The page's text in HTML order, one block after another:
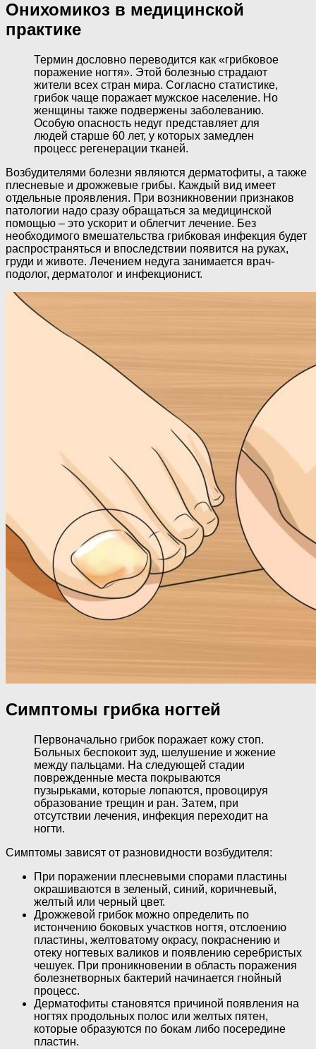
Онихомикоз в медицинской
практике
Термин дословно переводится как «грибковое
поражение ногтя». Этой болезнью страдают
жители всех стран мира. Согласно статистике,
грибок чаще поражает мужское население. Но
женщины также подвержены заболеванию.
Особую опасность недуг представляет для
людей старше 60 лет, у которых замедлен
процесс регенерации тканей.
Возбудителями болезни являются дерматофиты, а также
плесневые и дрожжевые грибы. Каждый вид имеет
отдельные проявления. При возникновении признаков
патологии надо сразу обращаться за медицинской
помощью – это ускорит и облегчит лечение. Без
необходимого вмешательства грибковая инфекция будет
распространяться и впоследствии появится на руках,
груди и животе. Лечением недуга занимается врач-
подолог, дерматолог и инфекционист.
Симптомы грибка ногтей
Первоначально грибок поражает кожу стоп.
Больных беспокоит зуд, шелушение и жжение
между пальцами. На следующей стадии
поврежденные места покрываются
пузырьками, которые лопаются, провоцируя
образование трещин и ран. Затем, при
отсутствии лечения, инфекция переходит на
ногти.
Симптомы зависят от разновидности возбудителя:
При поражении плесневыми спорами пластины
окрашиваются в зеленый, синий, коричневый,
желтый или черный цвет.
Дрожжевой грибок можно определить по
истончению боковых участков ногтя, отслоению
пластины, желтоватому окрасу, покраснению и
отеку ногтевых валиков и появлению серебристых
чешуек. При проникновении в область поражения
болезнетворных бактерий начинается гнойный
процесс.
Дерматофиты становятся причиной появления на
ногтях продольных полос или желтых пятен,
которые образуются по бокам либо посередине
пластин.